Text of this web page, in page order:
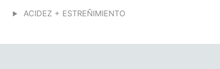
ACIDEZ + ESTREÑIMIENTO